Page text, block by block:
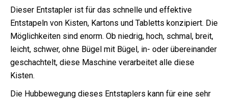
Dieser Entstapler ist für das schnelle und effektive
Entstapeln von Kisten, Kartons und Tabletts konzipiert. Die
Möglichkeiten sind enorm. Ob niedrig, hoch, schmal, breit,
leicht, schwer, ohne Bügel mit Bügel, in- oder übereinander
geschachtelt, diese Maschine verarbeitet alle diese
Kisten.
Die Hubbewegung dieses Entstaplers kann für eine sehr